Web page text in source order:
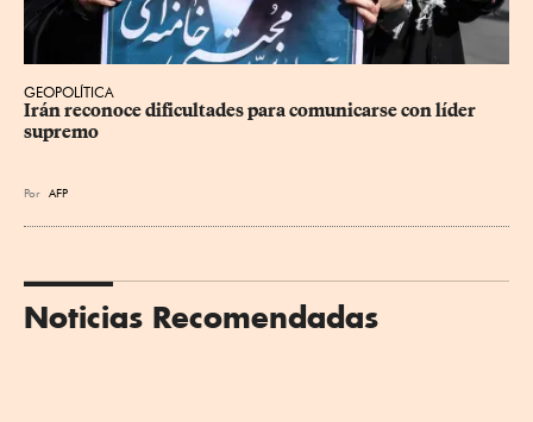
GEOPOLÍTICA
Irán reconoce dificultades para comunicarse con líder
supremo
Por AFP
Noticias Recomendadas